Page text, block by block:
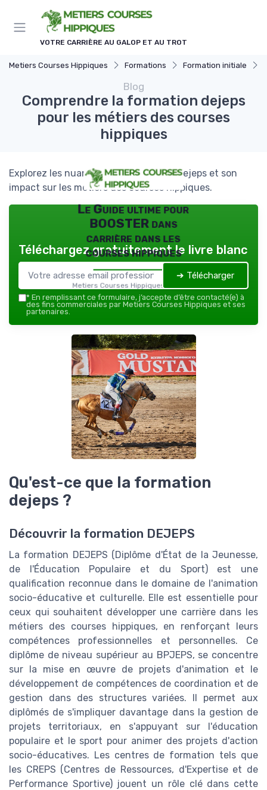
VOTRE CARRIÈRE AU GALOP ET AU TROT
Metiers Courses Hippiques Formations Formation initiale
Blog
Comprendre la formation dejeps
pour les métiers des courses
hippiques
Explorez les nuances de la formation dejeps et son
impact sur les métiers des courses hippiques.
Le Guide ultime pour
BOOSTER dans
carrière dans les
courses hippiques
Metiers Courses Hippiques — 2026
Téléchargez gratuitement le livre blanc
➔ Télécharger
* En remplissant ce formulaire, j’accepte d’être contacté(e) à
des fins commerciales par Metiers Courses Hippiques et ses
partenaires.
Qu'est-ce que la formation
dejeps ?
Découvrir la formation DEJEPS
La formation DEJEPS (Diplôme d'État de la Jeunesse,
de l'Éducation Populaire et du Sport) est une
qualification reconnue dans le domaine de l'animation
socio-éducative et culturelle. Elle est essentielle pour
ceux qui souhaitent développer une carrière dans les
métiers des courses hippiques, en renforçant leurs
compétences professionnelles et personnelles. Ce
diplôme de niveau supérieur au BPJEPS, se concentre
sur la mise en œuvre de projets d'animation et le
développement de compétences de coordination et de
gestion dans des structures variées. Il permet aux
diplômés de s'impliquer davantage dans la gestion de
projets territoriaux, en s'appuyant sur l'éducation
populaire et le sport pour animer des projets d'action
socio-éducatives. Les centres de formation tels que
les CREPS (Centres de Ressources, d'Expertise et de
Performance Sportive) jouent un rôle clé dans cette
Panneau de gestion des cookies